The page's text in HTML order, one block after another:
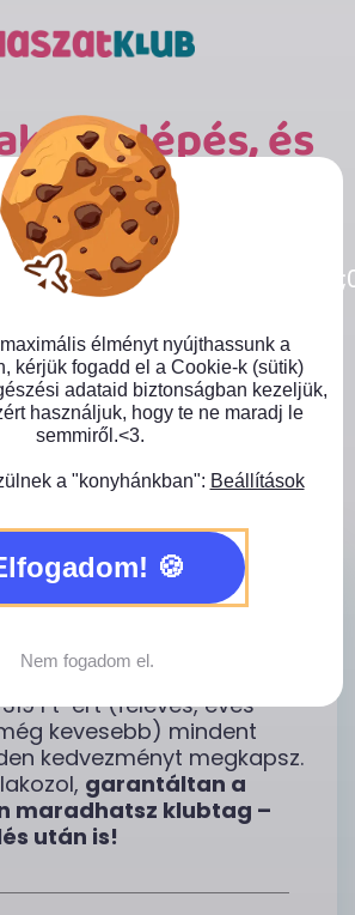
egy lépés, és
tag
leszel!:)
néhány alap adattal és
A fizetés után azonnal
üdvözlő e-mail tőlünk, benne
adatokkal (nem kell 24 órát
és a bónuszokkal.
– de ha most
2023 óta változatlan,
megduplázódtak.
Ft-ért (féléves, éves
kevesebb) mindent
kedvezményt megkapsz.
garantáltan a
maradhatsz klubtag –
után is!
css2?
élményt nyújthassunk a
kérjük fogadd el a Cookie-k (sütik)
adataid biztonságban kezeljük,
használjuk, hogy te ne maradj le
semmiről.<3.
a "konyhánkban": Beállítások
Nem fogadom el.
Banner